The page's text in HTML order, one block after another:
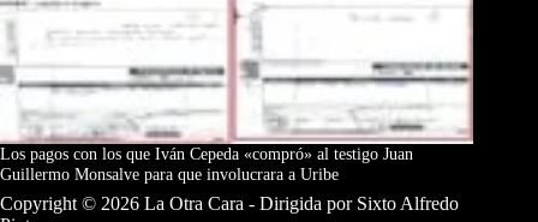
Los pagos con los que Iván Cepeda «compró» al testigo Juan
Guillermo Monsalve para que involucrara a Uribe
Copyright © 2026 La Otra Cara - Dirigida por Sixto Alfredo